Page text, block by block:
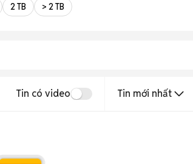
2 TB > 2 TB
Tin có video Tin mới nhất